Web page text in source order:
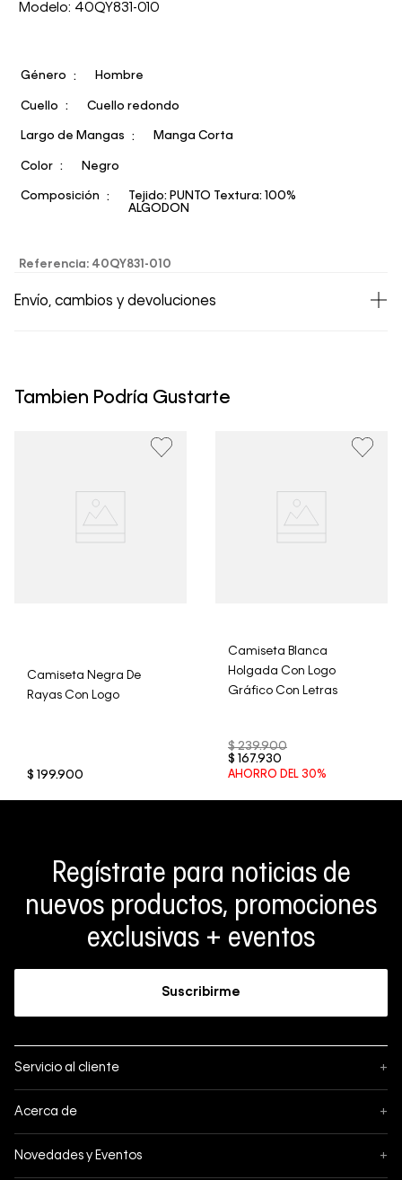
Modelo: 40QY831-010
Género Hombre
Cuello Cuello redondo
Largo de Mangas Manga Corta
Color Negro
Composición
Tejido: PUNTO Textura: 100%
ALGODON
Referencia: 40QY831-010
Envío, cambios y devoluciones
un período de 30 días calendario tras la recepción.
clientes, no aceptamos devoluciones en ropa interior y
Tambien Podría Gustarte
Camiseta Negra De
Rayas Con Logo
$ 199.900
Camiseta Blanca
Holgada Con Logo
Gráfico Con Letras
$ 239.900
$ 167.930
AHORRO DEL 30%
Regístrate para noticias de
nuevos productos, promociones
exclusivas + eventos
Suscribirme
Servicio al cliente +
Mis pedidos
Formas de pago
Acerca de +
Política de privacidad
Novedades y Eventos +